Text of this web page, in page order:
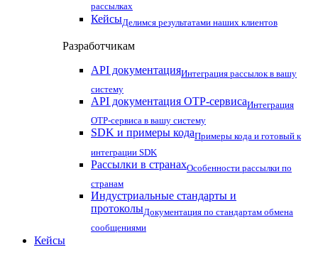
рассылках
КейсыДелимся результатами наших клиентов
Разработчикам
API документацияИнтеграция рассылок в вашу
систему
API документация OTP-сервисаИнтеграция
OTP-сервиса в вашу систему
SDK и примеры кодаПримеры кода и готовый к
интеграции SDK
Рассылки в странахОсобенности рассылки по
странам
Индустриальные стандарты и
протоколыДокументация по стандартам обмена
сообщениями
Кейсы